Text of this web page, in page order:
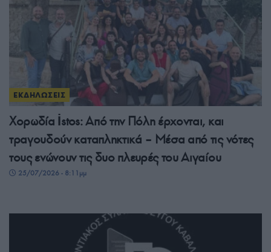
ΕΚΔΗΛΩΣΕΙΣ
Χορωδία İstos: Από την Πόλη έρχονται, και
τραγουδούν καταπληκτικά – Μέσα από τις νότες
τους ενώνουν τις δυο πλευρές του Αιγαίου
25/07/2026 - 8:11μμ